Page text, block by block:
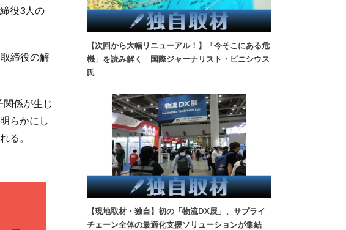
役3人の
締役の解
係が生じ
らかにし
る。
【次回から大幅リニューアル！】「今そこにある危
機」を読み解く 国際ジャーナリスト・ビニシウス
氏
【現地取材・独自】初の「物流DX展」、サプライ
チェーン全体の最適化支援ソリューションが集結